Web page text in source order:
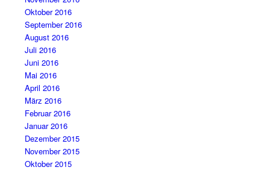
Oktober 2016
September 2016
August 2016
Juli 2016
Juni 2016
Mai 2016
April 2016
März 2016
Februar 2016
Januar 2016
Dezember 2015
November 2015
Oktober 2015